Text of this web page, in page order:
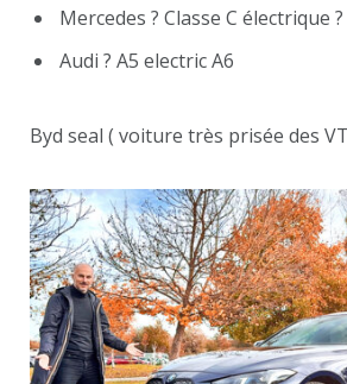
Mercedes ? Classe C électrique ?
Audi ? A5 electric A6
Byd seal ( voiture très prisée des